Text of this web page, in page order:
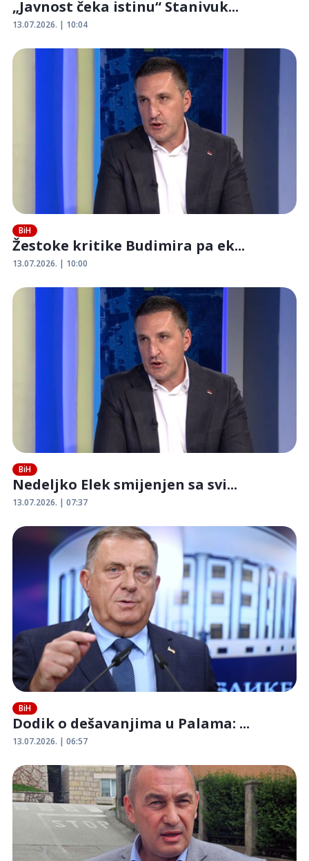
„Javnost čeka istinu“ Stanivuk...
13.07.2026. | 10:04
BiH
Žestoke kritike Budimira pa ek...
13.07.2026. | 10:00
BiH
Nedeljko Elek smijenjen sa svi...
13.07.2026. | 07:37
BiH
Dodik o dešavanjima u Palama: ...
13.07.2026. | 06:57